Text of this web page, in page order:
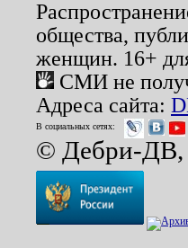
общества,
женщин. 16+
СМИ не
Адреса сайта:
В социальных сетях:
© Дебри-ДВ,